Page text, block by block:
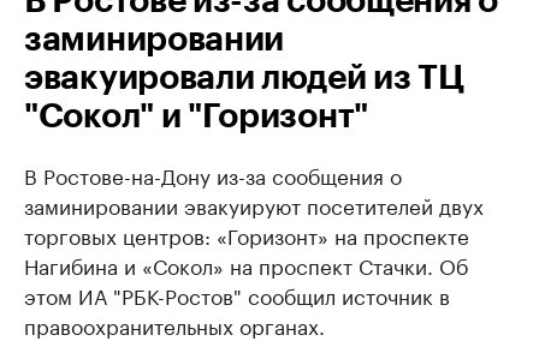
заминировании
эвакуировали людей из ТЦ
"Сокол" и "Горизонт"
В Ростове-на-Дону из-за сообщения о
заминировании эвакуируют посетителей двух
торговых центров: «Горизонт» на проспекте
Нагибина и «Сокол» на проспект Стачки. Об
этом ИА "РБК-Ростов" сообщил источник в
правоохранительных органах.